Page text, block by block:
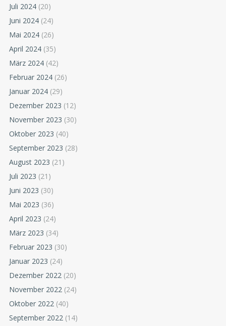
Juli 2024 (20)
Juni 2024 (24)
Mai 2024 (26)
April 2024 (35)
März 2024 (42)
Februar 2024 (26)
Januar 2024 (29)
Dezember 2023 (12)
November 2023 (30)
Oktober 2023 (40)
September 2023 (28)
August 2023 (21)
Juli 2023 (21)
Juni 2023 (30)
Mai 2023 (36)
April 2023 (24)
März 2023 (34)
Februar 2023 (30)
Januar 2023 (24)
Dezember 2022 (20)
November 2022 (24)
Oktober 2022 (40)
September 2022 (14)